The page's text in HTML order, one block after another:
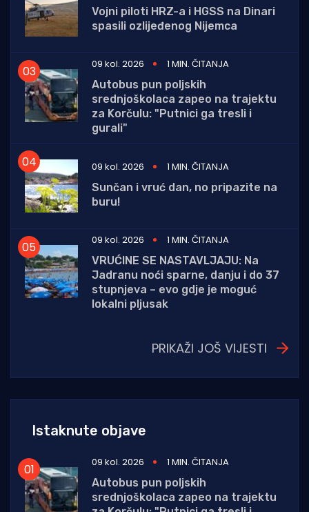
Vojni piloti HRZ-a i HGSS na Dinari
spasili ozlijeđenog Nijemca
09 kol. 2026
1 MIN. ČITANJA
Autobus pun poljskih
srednjoškolaca zapeo na trajektu
za Korčulu: "Putnici ga tresli i
gurali"
09 kol. 2026
1 MIN. ČITANJA
Sunčan i vruć dan, no pripazite na
buru!
09 kol. 2026
1 MIN. ČITANJA
VRUĆINE SE NASTAVLJAJU: Na
Jadranu noći sparne, danju i do 37
stupnjeva – evo gdje je moguć
lokalni pljusak
PRIKAŽI JOŠ VIJESTI
Istaknute objave
09 kol. 2026
1 MIN. ČITANJA
Autobus pun poljskih
srednjoškolaca zapeo na trajektu